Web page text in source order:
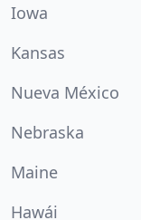
Iowa
Kansas
Nueva México
Nebraska
Maine
Hawái